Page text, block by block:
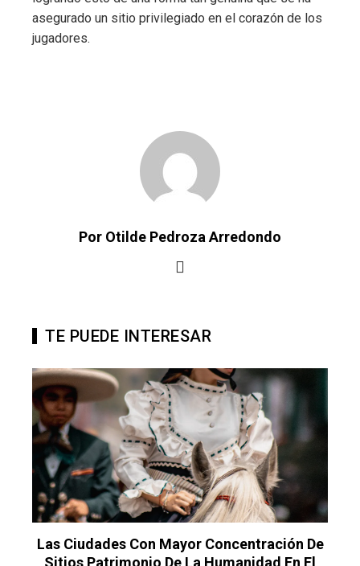
asegurado un sitio privilegiado en el corazón de los
jugadores.
Por Otilde Pedroza Arredondo
TE PUEDE INTERESAR
Las Ciudades Con Mayor Concentración De
Sitios Patrimonio De La Humanidad En El